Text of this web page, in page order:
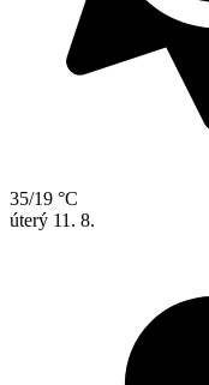
35/19 °C
úterý 11. 8.